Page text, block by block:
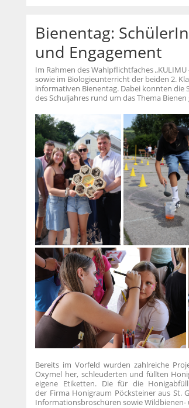
Bienentag:
und Engagement
Im Rahmen des Wahlpflichtfaches
sowie im Biologieunterricht der beiden 2.
informativen Bienentag. Dabei konnten die
des Schuljahres rund um das Thema
Bereits im Vorfeld wurden zahlreiche
Oxymel her, schleuderten und füllten
eigene Etiketten. Die für die
der Firma Honigraum Pöcksteiner aus St.
Informationsbroschüren sowie